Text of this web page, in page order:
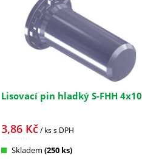
Lisovací pin hladký S-FHH 4x10
3,86Kč/ kss DPH
Skladem (250 ks)